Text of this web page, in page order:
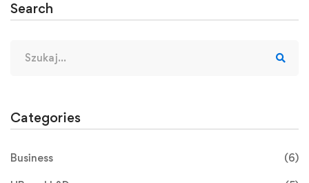
Search
Categories
Business (6)